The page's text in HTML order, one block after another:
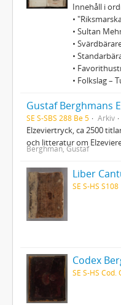
Innehåll i
•
• Sultan
•
•
•
• Folkslag –
Gustaf Berghmans
SE S-SBS 288 Be 5 Arkiv
Elzeviertryck, ca 2500
och litteratur om
Berghman, Gustaf
Liber
SE S-HS S108
SE S-HS Cod.